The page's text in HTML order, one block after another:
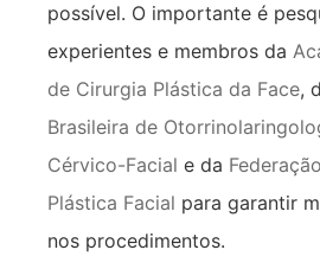
possível. O importante é
experientes e membros da
de Cirurgia Plástica da Face,
Brasileira de
Cérvico-Facial e da
Plástica Facial para garantir
nos procedimentos.